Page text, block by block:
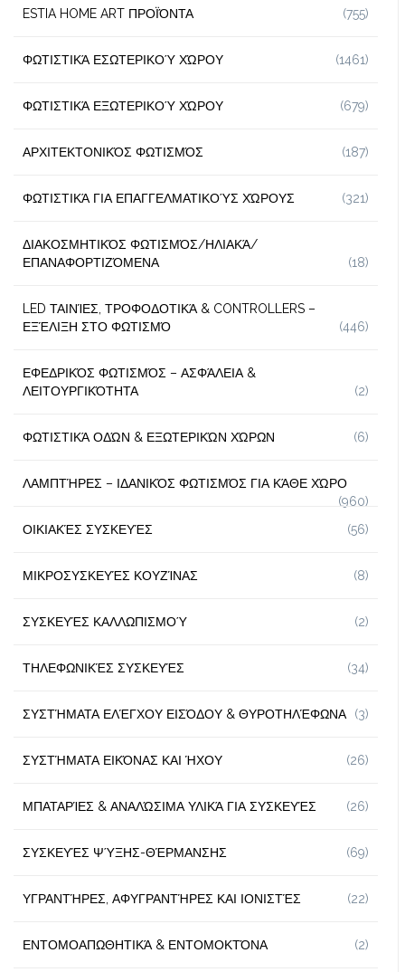
ESTIA HOME ART ΠΡΟΪΌΝΤΑ (755)
ΦΩΤΙΣΤΙΚΆ ΕΣΩΤΕΡΙΚΟΎ ΧΏΡΟΥ (1461)
ΦΩΤΙΣΤΙΚΆ ΕΞΩΤΕΡΙΚΟΎ ΧΏΡΟΥ (679)
ΑΡΧΙΤΕΚΤΟΝΙΚΌΣ ΦΩΤΙΣΜΌΣ (187)
ΦΩΤΙΣΤΙΚΆ ΓΙΑ ΕΠΑΓΓΕΛΜΑΤΙΚΟΎΣ ΧΏΡΟΥΣ (321)
ΔΙΑΚΟΣΜΗΤΙΚΌΣ ΦΩΤΙΣΜΌΣ/ΗΛΙΑΚΆ/
ΕΠΑΝΑΦΟΡΤΙΖΌΜΕΝΑ
(18)
LED ΤΑΙΝΊΕΣ, ΤΡΟΦΟΔΟΤΙΚΆ & CONTROLLERS –
ΕΞΈΛΙΞΗ ΣΤΟ ΦΩΤΙΣΜΌ
(446)
ΕΦΕΔΡΙΚΌΣ ΦΩΤΙΣΜΌΣ – ΑΣΦΆΛΕΙΑ &
ΛΕΙΤΟΥΡΓΙΚΌΤΗΤΑ
(2)
ΦΩΤΙΣΤΙΚΆ ΟΔΏΝ & ΕΞΩΤΕΡΙΚΏΝ ΧΏΡΩΝ (6)
ΛΑΜΠΤΉΡΕΣ – ΙΔΑΝΙΚΌΣ ΦΩΤΙΣΜΌΣ ΓΙΑ ΚΆΘΕ ΧΏΡΟ
(960)
ΟΙΚΙΑΚΈΣ ΣΥΣΚΕΥΈΣ
(56)
ΜΙΚΡΟΣΥΣΚΕΥΈΣ ΚΟΥΖΊΝΑΣ (8)
ΣΥΣΚΕΥΈΣ ΚΑΛΛΩΠΙΣΜΟΎ (2)
ΤΗΛΕΦΩΝΙΚΈΣ ΣΥΣΚΕΥΈΣ (34)
ΣΥΣΤΉΜΑΤΑ ΕΛΈΓΧΟΥ ΕΙΣΌΔΟΥ & ΘΥΡΟΤΗΛΈΦΩΝΑ (3)
ΣΥΣΤΉΜΑΤΑ ΕΙΚΌΝΑΣ ΚΑΙ ΉΧΟΥ (26)
ΜΠΑΤΑΡΊΕΣ & ΑΝΑΛΏΣΙΜΑ ΥΛΙΚΆ ΓΙΑ ΣΥΣΚΕΥΈΣ (26)
ΣΥΣΚΕΥΈΣ ΨΎΞΗΣ-ΘΈΡΜΑΝΣΗΣ (69)
ΥΓΡΑΝΤΉΡΕΣ, ΑΦΥΓΡΑΝΤΉΡΕΣ ΚΑΙ ΙΟΝΙΣΤΈΣ (22)
ΕΝΤΟΜΟΑΠΩΘΗΤΙΚΆ & ΕΝΤΟΜΟΚΤΌΝΑ (2)